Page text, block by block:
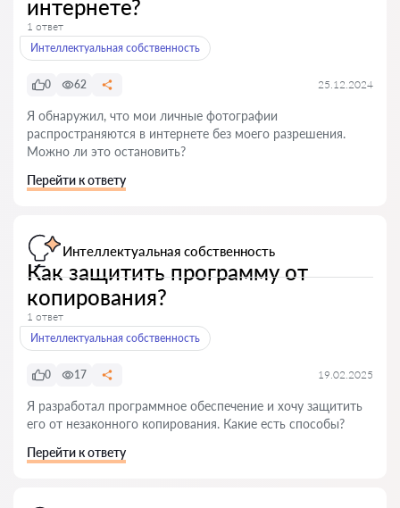
интернете?
1 ответ
Интеллектуальная собственность
0 62 25.12.2024
Я обнаружил, что мои личные фотографии
распространяются в интернете без моего разрешения.
Можно ли это остановить?
Перейти к ответу
Интеллектуальная собственность
Как защитить программу от
копирования?
1 ответ
Интеллектуальная собственность
0 17 19.02.2025
Я разработал программное обеспечение и хочу защитить
его от незаконного копирования. Какие есть способы?
Перейти к ответу